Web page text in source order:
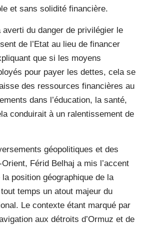
et sans solidité financière.
du danger de privilégier le
de l’Etat au lieu de financer
que si les moyens
pour payer les dettes, cela se
des ressources financières au
dans l’éducation, la santé,
conduirait à un ralentissement de
géopolitiques et des
Férid Belhaj a mis l’accent
la position géographique de la
temps un atout majeur du
Le contexte étant marqué par
aux détroits d’Ormuz et de